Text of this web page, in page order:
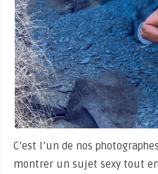
C’est l’un de nos
montrer un sujet sexy tout